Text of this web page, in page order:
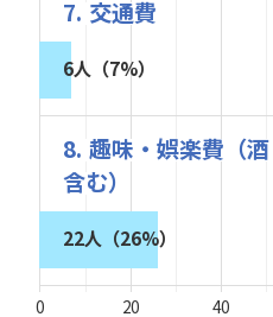
7. 交通費
6人（7%）
8. 趣味・娯楽費（
含む）
22人（26%）
0 20 40